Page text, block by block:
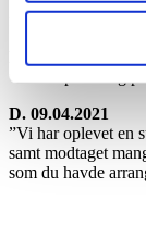
fylde meget," Peter.
”Fin empatisk og
D. 09.04.2021
”Vi har oplevet en
samt modtaget
som du havde